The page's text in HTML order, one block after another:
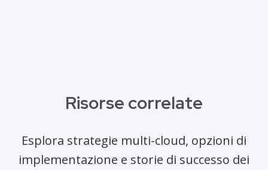
Risorse correlate
Esplora strategie multi-cloud, opzioni di
implementazione e storie di successo dei